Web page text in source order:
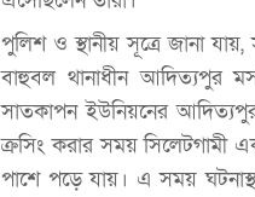
পুলিশ ও স্থানীয় সূত্রে জানা
বাহুবল থানাধীন আদিত্যপুর
সাতকাপন ইউনিয়নের
ক্রসিং করার সময় সিলেটগামী
পাশে পড়ে যায়। এ সময়